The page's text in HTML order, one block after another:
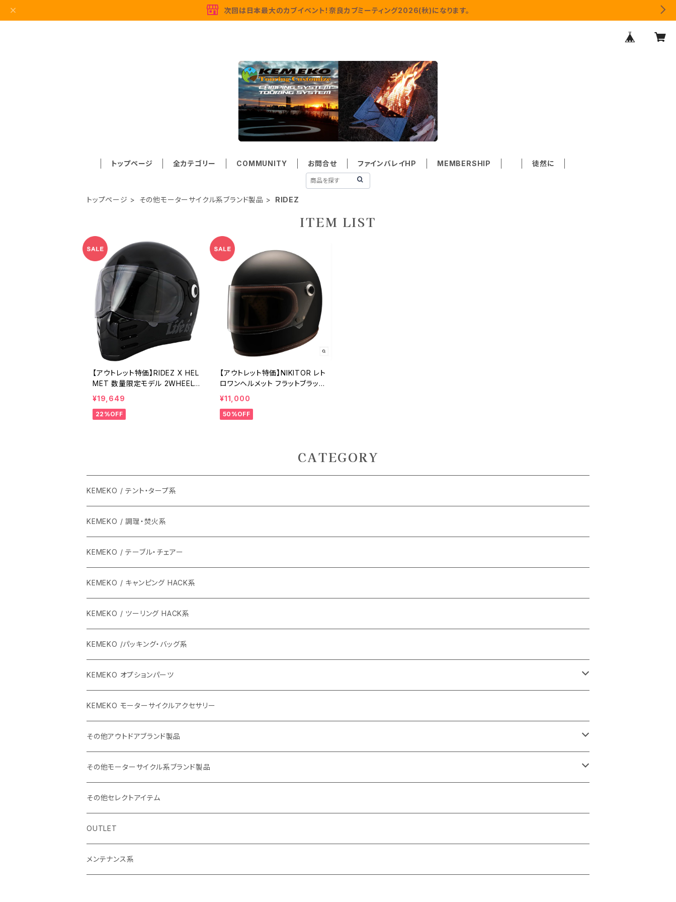
次回は日本最大のカブイベント！奈良カブミーティング2026(秋)になります。
トップページ 全カテゴリー COMMUNITY お問合せ ファインバレイHP MEMBERSHIP 徒然に
トップページ その他モーターサイクル系ブランド製品 RIDEZ
ITEM LIST
【アウトレット特価】RIDEZ X HEL
MET 数量限定モデル 2WHEEL'S
LIFE-Mサイズ バイク用フルフェイ
スヘルメット
¥19,649
22%OFF
【アウトレット特価】NIKITOR レト
ロワンヘルメット フラットブラック
Mサイズ RIDEZ バイク用ヘルメッ
¥11,000
50%OFF
CATEGORY
KEMEKO / テント・タープ系
KEMEKO / 調理・焚火系
KEMEKO / テーブル・チェアー
KEMEKO / キャンピング HACK系
KEMEKO / ツーリング HACK系
KEMEKO /パッキング・バッグ系
KEMEKO オプションパーツ
BBQグリル ひらっち
防水充電ケーブルシステム
カーボンポール
SHADE25 テント
シングルストラップ2
ヘルメット
KEMEKO モーターサイクルアクセサリー
その他アウトドアブランド製品
ストリームトレイル製品
バッグ
小物・サングラス・キャップ
ハルタホース
斧
ナイフ
レッドレンザー
バッグ
その他モーターサイクル系ブランド製品
NORIX SIMPSON
OSBE ITALY
ROCHET
その他セレクトアイテム
OUTLET
メンテナンス系